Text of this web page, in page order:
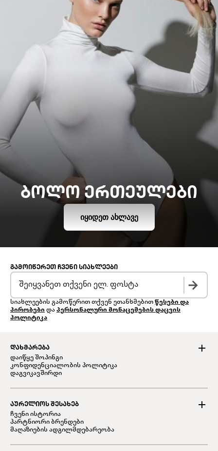
ᲑᲝᲚᲝ ᲔᲠᲗᲔᲣᲚᲔᲑᲘ
ᲘᲧᲘᲓᲔᲗ ᲐᲮᲚᲐᲕᲔ
ᲓᲐᲮᲛᲐᲠᲔᲑᲐ
დაიწყე შოპინგი
კონფიდენციალობის პოლიტიკა
დაგვიკავშირდი
ᲐᲣᲠᲔᲚᲘᲝᲡ ᲨᲔᲡᲐᲮᲔᲑ
ჩვენი ისტორია
პარტნიორი ბრენდები
მაღაზიების ადგილმდებარეობა
ᲒᲐᲛᲝᲘᲬᲔᲠᲔᲗ ᲩᲕᲔᲜᲘ ᲡᲘᲐᲮᲚᲔᲔᲑᲘ
სიახლეების გამოწერით თქვენ ეთანხმებით წესები და
პირობები და პერსონალური მონაცემების დაცვის
პოლიტიკა